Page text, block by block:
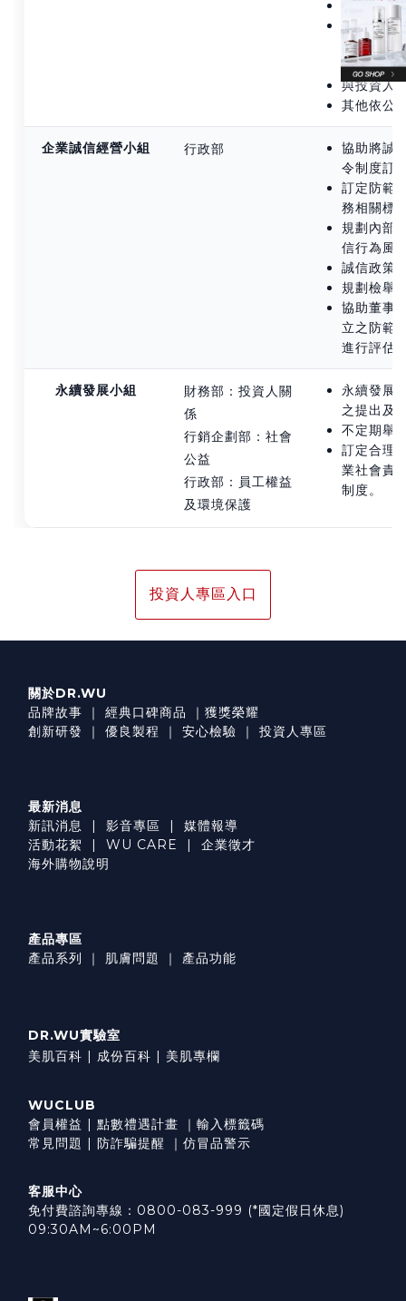
製作董
提供董事
公司有關
遵循法令
與投資人
其他依公
企業誠信經營小組 行政部
協助將誠
令制度訂
訂定防範
務相關標
規劃內部
信行為風
誠信政策
規劃檢舉
協助董事
立之防範
進行評估
永續發展小組
財務部：投資人關
係
行銷企劃部：社會
公益
行政部：員工權益
及環境保護
永續發展
之提出及
不定期舉
訂定合理
業社會責
制度。
投資人專區入口
關於DR.WU
品牌故事 ｜ 經典口碑商品 ｜ 獲獎榮耀
創新研發
｜ 優良製程 ｜ 安心檢驗 ｜ 投資人專區
最新消息
新訊消息
| 影音專區 | 媒體報導
活動花絮
| WU CARE | 企業徵才
海外購物說明
產品專區
產品系列
｜ 肌膚問題 ｜ 產品功能
DR.WU實驗室
美肌百科 | 成份百科 | 美肌專欄
WUCLUB
會員權益 | 點數禮遇計畫 ｜ 輸入標籤碼
常見問題 | 防詐騙提醒 ｜ 仿冒品警示
客服中心
免付費諮詢專線：0800-083-999 (*國定假日休息)
09:30AM~6:00PM